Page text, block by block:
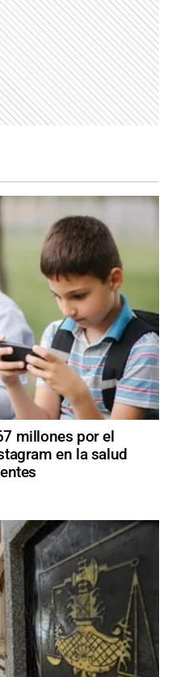
millones por el
en la salud